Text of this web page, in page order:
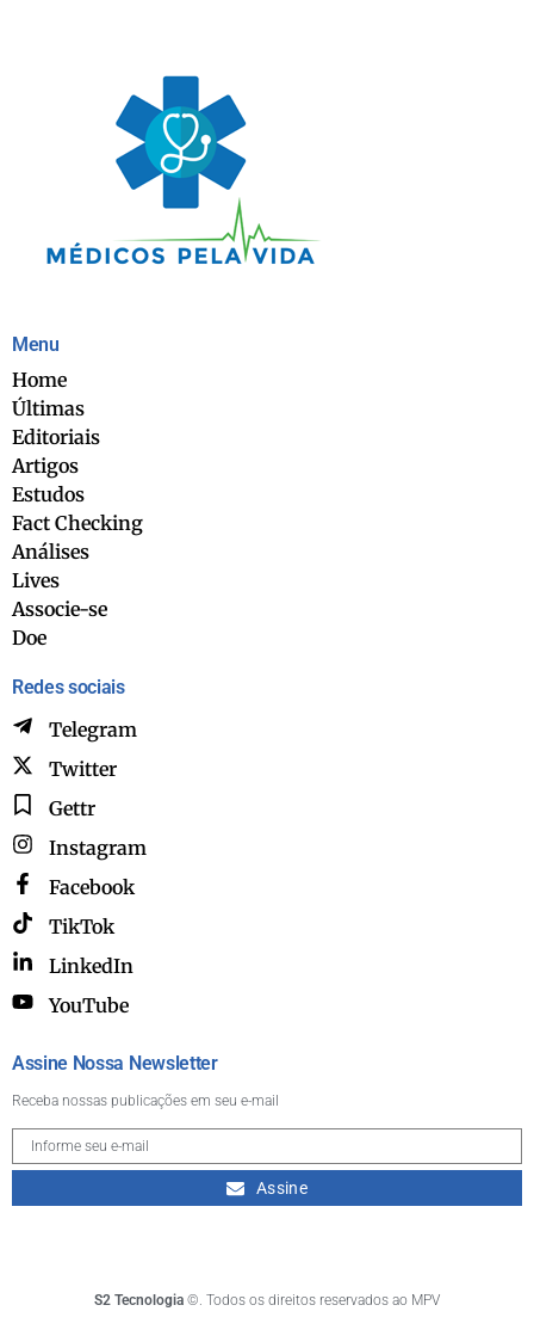
Menu
Home
Últimas
Editoriais
Artigos
Estudos
Fact Checking
Análises
Lives
Associe-se
Doe
Redes sociais
Telegram
Twitter
Gettr
Instagram
Facebook
TikTok
LinkedIn
YouTube
Assine Nossa Newsletter
Receba nossas publicações em seu e-mail
Assine
S2 Tecnologia ©. Todos os direitos reservados ao MPV